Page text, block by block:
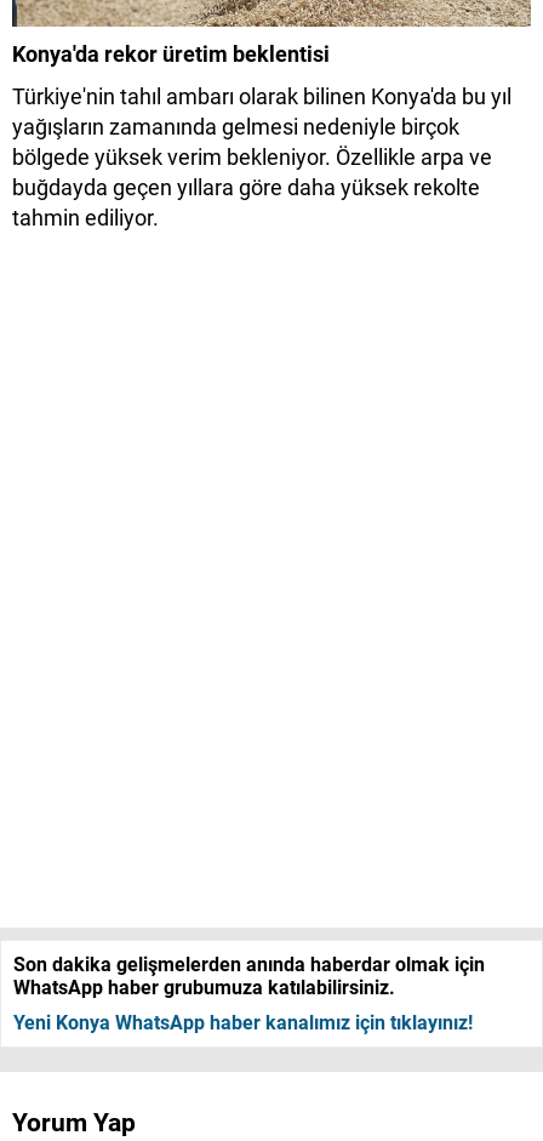
Konya'da rekor üretim beklentisi
Türkiye'nin tahıl ambarı olarak bilinen Konya'da bu yıl
yağışların zamanında gelmesi nedeniyle birçok
bölgede yüksek verim bekleniyor. Özellikle arpa ve
buğdayda geçen yıllara göre daha yüksek rekolte
tahmin ediliyor.
Son dakika gelişmelerden anında haberdar olmak için
WhatsApp haber grubumuza katılabilirsiniz.
Yeni Konya WhatsApp haber kanalımız için tıklayınız!
Yorum Yap